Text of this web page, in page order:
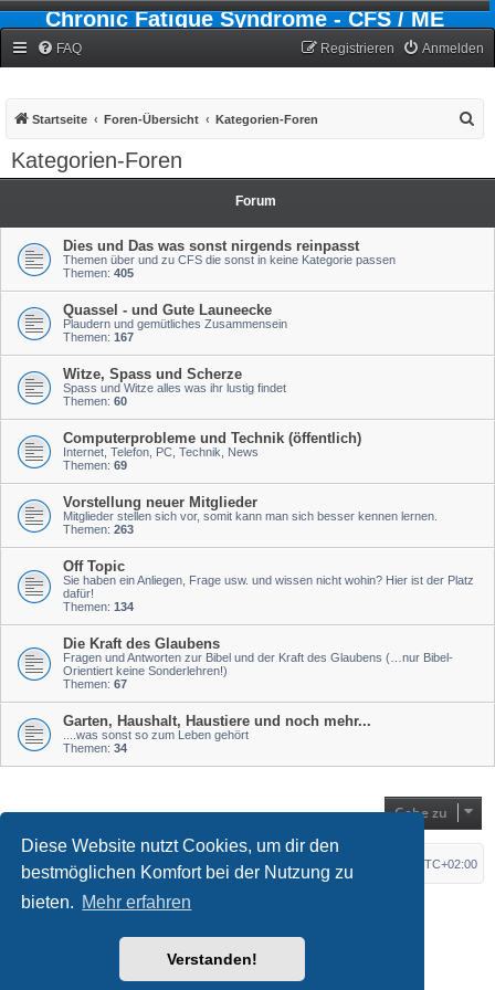
Diese Website nutzt Cookies, um dir den
bestmöglichen Komfort bei der Nutzung zu
bieten. Mehr erfahren
Verstanden!
Chronic Fatigue Syndrome - CFS / ME
FAQ Anmelden
Registrieren
Startseite Foren-Übersicht Kategorien-Foren
Kategorien-Foren
Forum
Dies und Das was sonst nirgends reinpasst
Themen über und zu CFS die sonst in keine Kategorie passen
Themen: 405
Quassel - und Gute Launeecke
Plaudern und gemütliches Zusammensein
Themen: 167
Witze, Spass und Scherze
Spass und Witze alles was ihr lustig findet
Themen: 60
Computerprobleme und Technik (öffentlich)
Internet, Telefon, PC, Technik, News
Themen: 69
Vorstellung neuer Mitglieder
Mitglieder stellen sich vor, somit kann man sich besser kennen lernen.
Themen: 263
Off Topic
Sie haben ein Anliegen, Frage usw. und wissen nicht wohin? Hier ist der Platz
dafür!
Themen: 134
Die Kraft des Glaubens
Fragen und Antworten zur Bibel und der Kraft des Glaubens (…nur Bibel-
Orientiert keine Sonderlehren!)
Themen: 67
Garten, Haushalt, Haustiere und noch mehr...
....was sonst so zum Leben gehört
Themen: 34
Gehe zu
Startseite Foren-Übersicht UTC+02:00
*Original Author:
Deutsche Übersetzung durch